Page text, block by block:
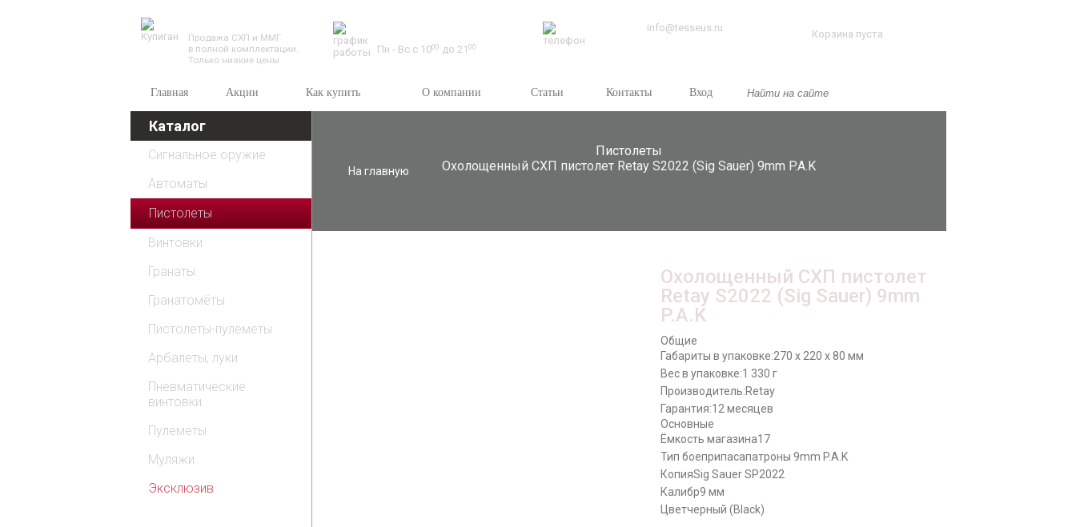
Продажа СХП и ММГ
в полной комплектации.
Только низкие цены
Пн - Вс с 1000 до 21 00
info@tesseus.ru
Корзина пуста
Главная Акции Как купить О компании Статьи Контакты Вход
Пистолеты
Охолощенный СХП пистолет Retay S2022 (Sig Sauer) 9mm P.A.K
На главную
Охолощенный СХП пистолет
Retay S2022 (Sig Sauer) 9mm
P.A.K
Общие
Габариты в упаковке:270 x 220 x 80 мм
Вес в упаковке:1 330 г
Производитель:Retay
Гарантия:12 месяцев
Основные
Ёмкость магазина17
Тип боеприпасапатроны 9mm P.A.K
КопияSig Sauer SP2022
Калибр9 мм
Цветчерный (Black)
Каталог
Сигнальное оружие
Автоматы
Пистолеты
Винтовки
Гранаты
Гранатомёты
Пистолеты-пулеметы
Арбалеты, луки
Пневматические
винтовки
Пулеметы
Муляжи
Эксклюзив